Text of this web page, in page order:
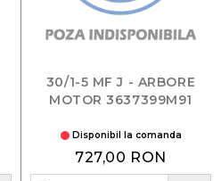
30/1-5 MF J - ARBORE
MOTOR 3637399M91
Disponibil la comanda
727,00 RON